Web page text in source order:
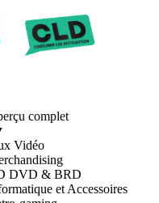
complet
Vidéo
DVD & BRD
et Accessoires